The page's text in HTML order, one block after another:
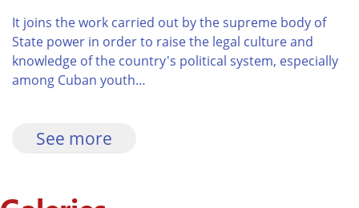
It joins the work carried out by the supreme body of
State power in order to raise the legal culture and
knowledge of the country's political system, especially
among Cuban youth…
See more